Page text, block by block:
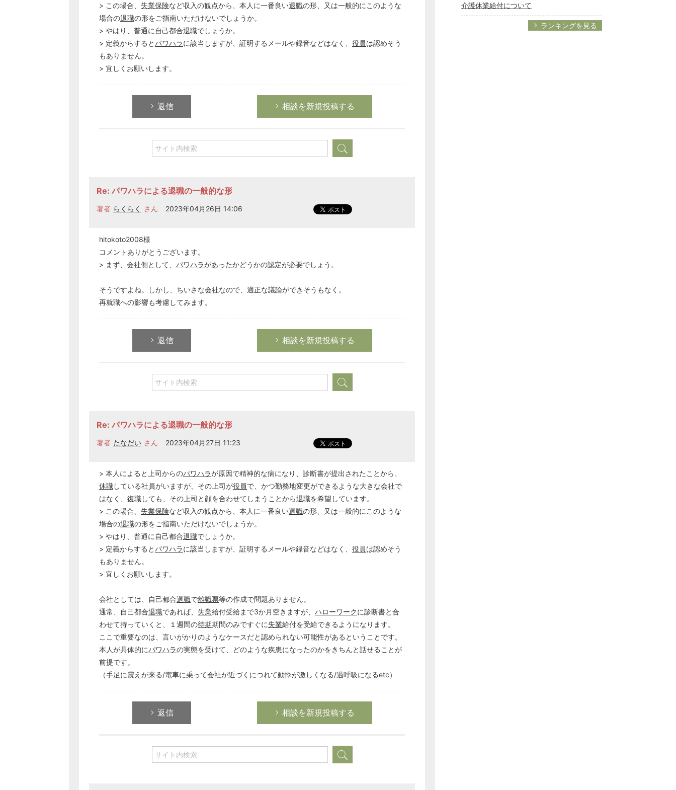
> この場合、 失業保険など収入の観点から、本人に一番良い退職の形、又は一般的にこのような
場合の退職の形をご指南いただけないでしょうか。
> やはり、普通に自己都合退職でしょうか。
> 定義からするとパワハラに該当しますが、証明するメールや録音などはなく、 役員は認めそう
もありません。
> 宜しくお願いします。
返信 相談を新規投稿する
Re: パワハラによる退職の一般的な形
著者 らくらく さん 2023年04月26日 14:06
hitokoto2008様
コメントありがとうございます。
> まず、会社側として、 パワハラがあったかどうかの認定が必要でしょう。
そうですよね。しかし、ちいさな会社なので、適正な議論ができそうもなく。
再就職への影響も考慮してみます。
返信 相談を新規投稿する
Re: パワハラによる退職の一般的な形
著者 たなだい さん 2023年04月27日 11:23
> 本人によると上司からのパワハラが原因で精神的な病になり、診断書が提出されたことから、
休職している社員がいますが、その上司が役員で、かつ勤務地変更ができるような大きな会社で
はなく、 復職しても、その上司と顔を合わせてしまうことから退職を希望しています。
> この場合、 失業保険など収入の観点から、本人に一番良い退職の形、又は一般的にこのような
場合の退職の形をご指南いただけないでしょうか。
> やはり、普通に自己都合退職でしょうか。
> 定義からするとパワハラに該当しますが、証明するメールや録音などはなく、 役員は認めそう
もありません。
> 宜しくお願いします。
会社としては、自己都合退職で離職票等の作成で問題ありません。
通常、自己都合退職であれば、 失業給付受給まで3か月空きますが、 ハローワークに診断書と合
わせて持っていくと、１週間の待期期間のみですぐに失業給付を受給できるようになります。
ここで重要なのは、言いがかりのようなケースだと認められない可能性があるということです。
本人が具体的にパワハラの実態を受けて、どのような疾患になったのかをきちんと話せることが
前提です。
（手足に震えが来る/電車に乗って会社が近づくにつれて動悸が激しくなる/過呼吸になるetc）
返信 相談を新規投稿する
税務経理
企業法務
総務の給湯室
秘書のノウハウ
介護休業給付について
ランキングを見る